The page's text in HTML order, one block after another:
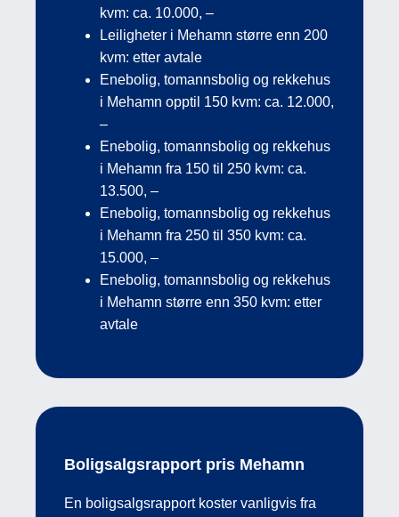
kvm: ca. 10.000, –
Leiligheter i Mehamn større enn 200
kvm: etter avtale
Enebolig, tomannsbolig og rekkehus
i Mehamn opptil 150 kvm: ca. 12.000,
–
Enebolig, tomannsbolig og rekkehus
i Mehamn fra 150 til 250 kvm: ca.
13.500, –
Enebolig, tomannsbolig og rekkehus
i Mehamn fra 250 til 350 kvm: ca.
15.000, –
Enebolig, tomannsbolig og rekkehus
i Mehamn større enn 350 kvm: etter
avtale
Boligsalgsrapport pris Mehamn
En boligsalgsrapport koster vanligvis fra